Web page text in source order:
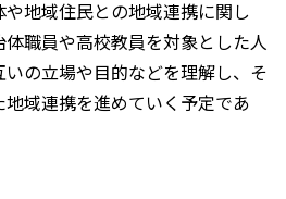
地域住民との地域連携に関し
職員や高校教員を対象とした人
の立場や目的などを理解し、そ
域連携を進めていく予定であ